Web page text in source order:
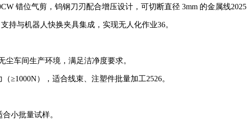
错位气剪，钨钢刀刃配合增压设计，可切断直径 3mm 的金属线2025
持与机器人快换夹具集成，实现无人化作业36。
尘车间生产环境，满足洁净度要求。
≥1000N），适合线束、注塑件批量加工2526。
小批量试样。